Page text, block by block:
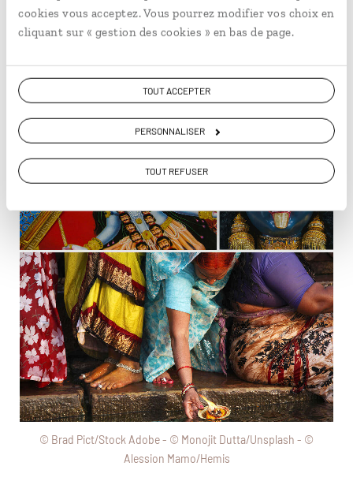
cookies vous acceptez. Vous pourrez modifier vos choix en
cliquant sur « gestion des cookies » en bas de page.
TOUT ACCEPTER
PERSONNALISER
TOUT REFUSER
Les représentations de la déesse Kali font partie des
plus impressionnantes que l’on peut voir au cours d’un
circuit culturel en Inde, mais elles ne sont pas destinées
l’énergie divine qui détruit l’ignorance, l’ego et le mal.
© Brad Pict/Stock Adobe - © Monojit Dutta/Unsplash - ©
Alession Mamo/Hemis